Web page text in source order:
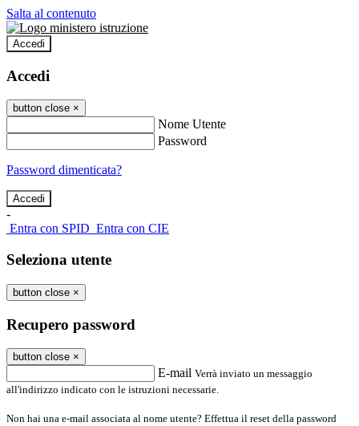
Salta al contenuto
Accedi
Accedi
button close ×
Nome Utente
Password
Password dimenticata?
-
Entra con SPID Entra con CIE
Seleziona utente
button close ×
Recupero password
button close ×
E-mail Verrà inviato un messaggio
all'indirizzo indicato con le istruzioni necessarie.
Non hai una e-mail associata al nome utente? Effettua il reset della password